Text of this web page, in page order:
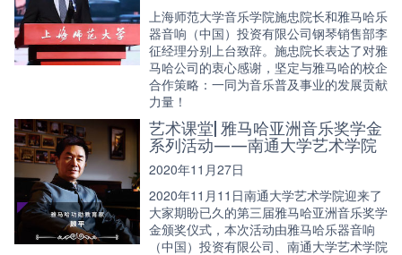
上海师范大学音乐学院施忠院长和雅马哈乐
器音响（中国）投资有限公司钢琴销售部李
征经理分别上台致辞。施忠院长表达了对雅
马哈公司的衷心感谢，坚定与雅马哈的校企
合作策略：一同为音乐普及事业的发展贡献
力量！
艺术课堂| 雅马哈亚洲音乐奖学金
系列活动——南通大学艺术学院
2020年11月27日
2020年11月11日南通大学艺术学院迎来了
大家期盼已久的第三届雅马哈亚洲音乐奖学
金颁奖仪式，本次活动由雅马哈乐器音响
（中国）投资有限公司、南通大学艺术学院